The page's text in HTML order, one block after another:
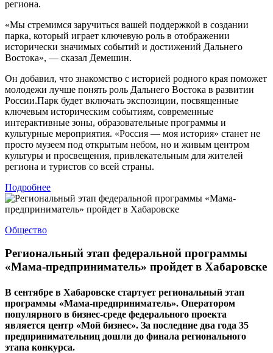
региона.
«Мы стремимся заручиться вашей поддержкой в создании
парка, который играет ключевую роль в отображении
исторически значимых событий и достижений Дальнего
Востока», — сказал Демешин.
Он добавил, что знакомство с историей родного края поможет
молодежи лучше понять роль Дальнего Востока в развитии
России.Парк будет включать экспозиции, посвященные
ключевым историческим событиям, современные
интерактивные зоны, образовательные программы и
культурные мероприятия. «Россия — моя история» станет не
просто музеем под открытым небом, но и живым центром
культуры и просвещения, привлекательным для жителей
региона и туристов со всей страны.
Подробнее
Общество
Региональный этап федеральной программы
«Мама-предприниматель» пройдет в Хабаровске
В сентябре в Хабаровске стартует региональный этап
программы «Мама-предприниматель». Оператором
популярного в бизнес-среде федерального проекта
является центр «Мой бизнес». За последние два года 35
предпринимательниц дошли до финала регионального
этапа конкурса.